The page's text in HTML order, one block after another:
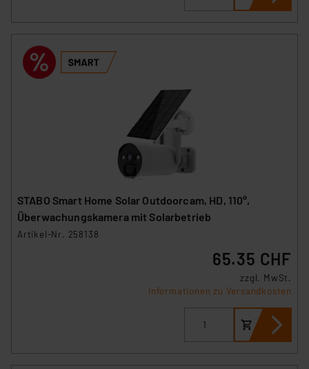
Die Rechtmäßigkeit der Speicherung, Abrufung und
Analyse bis zum Zeitpunkt des Widerrufs bleibt hiervon
unberührt. Ihre Browser-Einstellungen können dazu
führen, dass die Einstellungen nicht längerfristig
gespeichert werden und dieses Banner erneut
„Einige Drittanbieter verarbeiten personenbezogene
Daten in den USA. Ihre Einwilligung zur Einbindung von
Cookies dieser Drittanbieter umfasst daher ggf. auch
die Verarbeitung Ihrer Daten in den USA gemäß Art. 49
und zu der jeweiligen Datenübermittlung erhalten Sie in
Angemessenheitsbeschluss der EU. Dies bedeutet,
Datenschutz nach EU-Standards eingestuft wird. So
Überwachungsprogrammen verarbeiten, ohne dass
STABO Smart Home Solar Outdoorcam, HD, 110°,
Überwachungskamera mit Solarbetrieb
Artikel-Nr. 258138
65.35 CHF
zzgl. MwSt.
Informationen zu Versandkosten